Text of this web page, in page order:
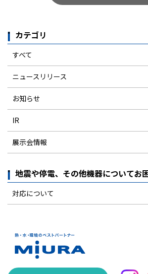
カテゴリ
すべて
ニュースリリース
お知らせ
IR
展示会情報
地震や停電、その他機器についてお
対応について